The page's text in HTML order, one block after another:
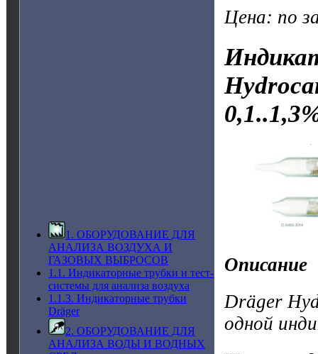
1. ОБОРУДОВАНИЕ ДЛЯ
АНАЛИЗА ВОЗДУХА И
ГАЗОВЫХ ВЫБРОСОВ
1.1. Индикаторные трубки и тест-
системы для анализа воздуха
1.1.3. Индикаторные трубки
Dräger
2. ОБОРУДОВАНИЕ ДЛЯ
АНАЛИЗА ВОДЫ И ВОДНЫХ
Цена: по
Описание
Dräger
одной